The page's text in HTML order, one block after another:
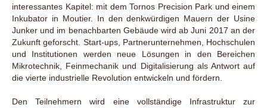
interessantes Kapitel: mit dem Tornos Precision Park und einem
Inkubator in Moutier. In den denkwürdigen Mauern der Usine
Junker und im benachbarten Gebäude wird ab Juni 2017 an der
Zukunft geforscht. Start-ups, Partnerunternehmen, Hochschulen
und Institutionen werden neue Lösungen in den Bereichen
Mikrotechnik, Feinmechanik und Digitalisierung als Antwort auf
die vierte industrielle Revolution entwickeln und fördern.
Den Teilnehmern wird eine vollständige Infrastruktur zur